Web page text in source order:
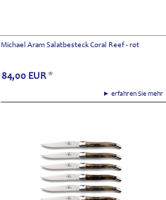
Michael Aram Salatbesteck Coral Reef - rot
► erfahren Sie
84,00 EUR *